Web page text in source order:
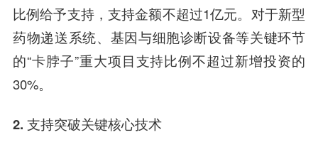
比例给予支持，支持金额不超过1亿元。对于新型
药物递送系统、基因与细胞诊断设备等关键环节
的“卡脖子”重大项目支持比例不超过新增投资的
30%。
2. 支持突破关键核心技术